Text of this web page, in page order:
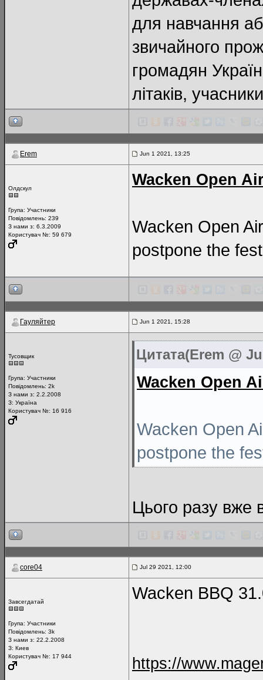
для навчання
звичайного
громадян
літаків,
Erem Jun 1 2021, 13:25
Олдскул
Група: Участники
Повідомлень: 239
З нами з: 6.3.2009
Користувач №: 59 679
Wacken Open
Wacken Open
postpone the
Гауляйтер Jun 1 2021, 15:28
Тусовщик
Група: Участники
Повідомлень: 2k
З нами з: 2.2.2008
З: Україна
Користувач №: 16 916
Цитата(Erem @
Wacken Open
Wacken Open
postpone the
Цього разу вже
core04 Jul 29 2021, 12:00
Завсегдатай
Група: Участники
Повідомлень: 3k
З нами з: 22.2.2008
З: Киев
Користувач №: 17 944
Wacken BBQ
https://